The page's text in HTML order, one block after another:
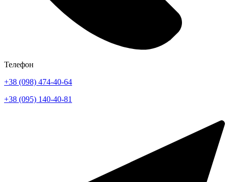
Телефон
+38 (098) 474-40-64
+38 (095) 140-40-81